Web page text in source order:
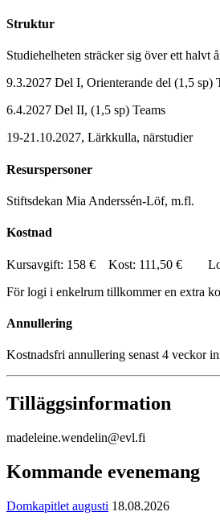
Struktur
Studiehelheten sträcker sig över ett halvt
9.3.2027 Del I, Orienterande del (1,5 sp)
6.4.2027 Del II, (1,5 sp) Teams
19-21.10.2027, Lärkkulla, närstudier
Resurspersoner
Stiftsdekan Mia Anderssén-Löf, m.fl.
Kostnad
Kursavgift: 158 € Kost: 111,50 €
För logi i enkelrum tillkommer en extra
Annullering
Kostnadsfri annullering senast 4 veckor
Tilläggsinformation
madeleine.wendelin@evl.fi
Kommande evenemang
Domkapitlet augusti 18.08.2026